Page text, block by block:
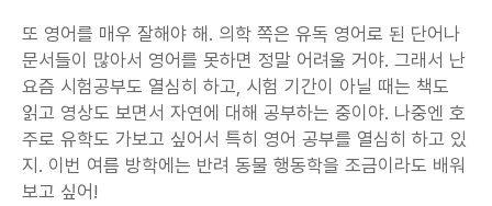
또 영어를 매우 잘해야 해. 의학 쪽은 유독 영어로 된 단어나
문서들이 많아서 영어를 못하면 정말 어려울 거야. 그래서 난
요즘 시험공부도 열심히 하고, 시험 기간이 아닐 때는 책도
읽고 영상도 보면서 자연에 대해 공부하는 중이야. 나중엔 호
주로 유학도 가보고 싶어서 특히 영어 공부를 열심히 하고 있
지. 이번 여름 방학에는 반려 동물 행동학을 조금이라도 배워
보고 싶어!